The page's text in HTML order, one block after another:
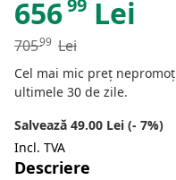
65699 Lei
70599 Lei
Cel mai mic preț
ultimele 30 de zile.
Salvează 49.00 Lei (- 7%)
Incl. TVA
Descriere